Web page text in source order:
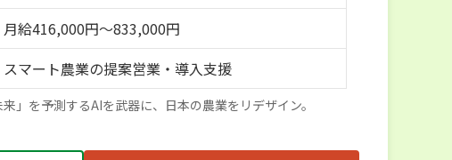
月給416,000円～833,000円
スマート農業の提案営業・導入支援
来」を予測するAIを武器に、日本の農業をリデザイン。